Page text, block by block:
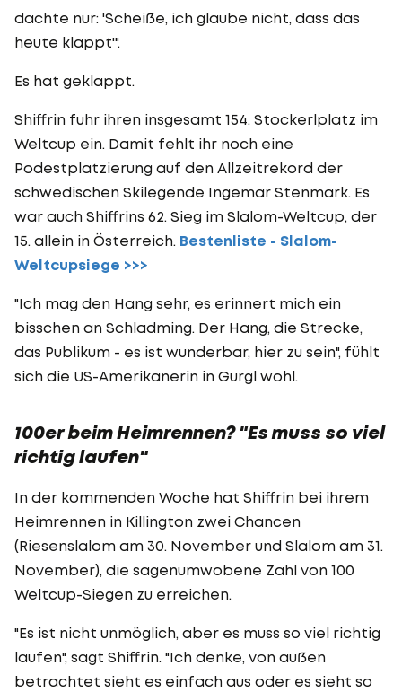
dachte nur: 'Scheiße, ich glaube nicht, dass das
heute klappt'".
Es hat geklappt.
Shiffrin fuhr ihren insgesamt 154. Stockerlplatz im
Weltcup ein. Damit fehlt ihr noch eine
Podestplatzierung auf den Allzeitrekord der
schwedischen Skilegende Ingemar Stenmark. Es
war auch Shiffrins 62. Sieg im Slalom-Weltcup, der
15. allein in Österreich. Bestenliste - Slalom-
Weltcupsiege >>>
"Ich mag den Hang sehr, es erinnert mich ein
bisschen an Schladming. Der Hang, die Strecke,
das Publikum - es ist wunderbar, hier zu sein", fühlt
sich die US-Amerikanerin in Gurgl wohl.
100er beim Heimrennen? "Es muss so viel
richtig laufen"
In der kommenden Woche hat Shiffrin bei ihrem
Heimrennen in Killington zwei Chancen
(Riesenslalom am 30. November und Slalom am 31.
November), die sagenumwobene Zahl von 100
Weltcup-Siegen zu erreichen.
"Es ist nicht unmöglich, aber es muss so viel richtig
laufen", sagt Shiffrin. "Ich denke, von außen
betrachtet sieht es einfach aus oder es sieht so